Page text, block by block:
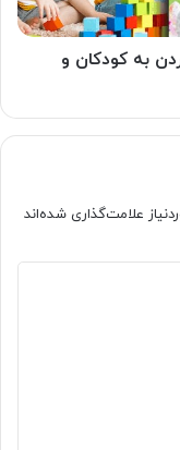
به کودکان و
علامت‌گذاری شده‌اند